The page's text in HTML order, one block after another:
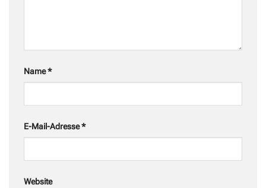
Name*
E-Mail-Adresse*
Website